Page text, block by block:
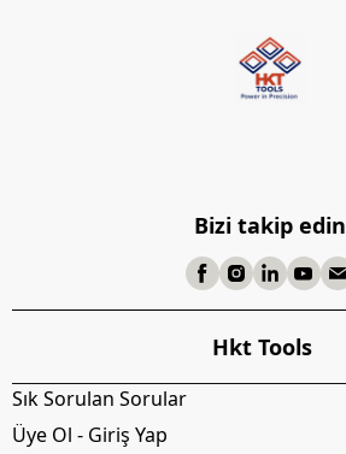
Bizi takip edin
Hkt Tools
Sık Sorulan Sorular
Üye Ol - Giriş Yap